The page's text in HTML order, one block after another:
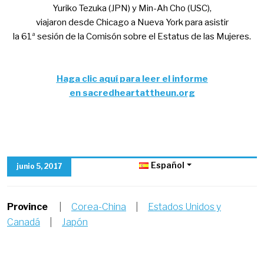
Yuriko Tezuka (JPN) y Min-Ah Cho (USC),
viajaron desde Chicago a Nueva York para asistir
la 61ª sesión de la Comisón sobre el Estatus de las Mujeres.
Haga clic aquí para leer el informe
en sacredheartattheun.org
junio 5, 2017 Español
Province Corea-China
Estados Unidos y
Canadá
Japón